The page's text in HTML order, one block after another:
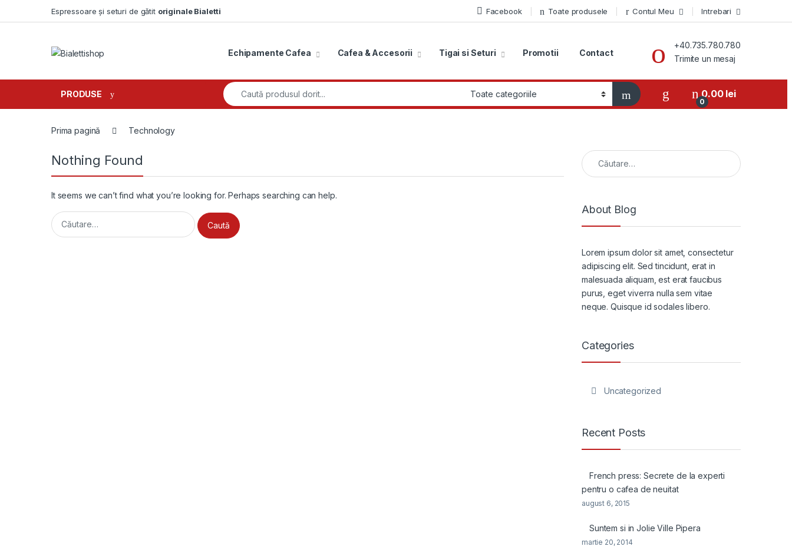
Espressoare și seturi de gătit originale Bialetti Facebook Toate produsele Contul Meu Intrebari
Echipamente Cafea Cafea & Accesorii Tigai si Seturi Promotii Contact
+40.735.780.780
Trimite un mesaj
PRODUSE
Search for:
0
0.00 lei
Prima pagină Technology
Nothing Found
It seems we can’t find what you’re looking for. Perhaps searching can help.
Caută după:
Caută după:
About Blog
Lorem ipsum dolor sit amet, consectetur
adipiscing elit. Sed tincidunt, erat in
malesuada aliquam, est erat faucibus
purus, eget viverra nulla sem vitae
neque. Quisque id sodales libero.
Categories
Uncategorized
Recent Posts
French press: Secrete de la experti
pentru o cafea de neuitat
august 6, 2015
Suntem si in Jolie Ville Pipera
martie 20, 2014